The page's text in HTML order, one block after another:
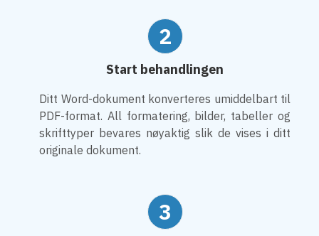
2
Start behandlingen
Ditt Word-dokument konverteres umiddelbart til
PDF-format. All formatering, bilder, tabeller og
skrifttyper bevares nøyaktig slik de vises i ditt
originale dokument.
3